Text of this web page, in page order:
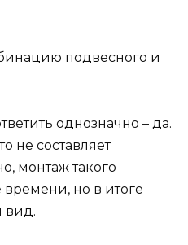
подвесного и
однозначно – да.
не составляет
монтаж такого
но в итоге
вид.